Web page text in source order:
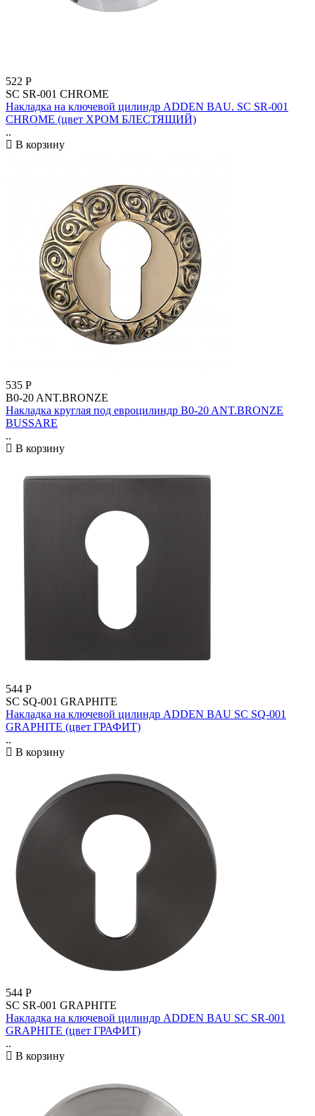
522 Р
SC SR-001 CHROME
Накладка на ключевой цилиндр ADDEN BAU. SC SR-001
CHROME (цвет ХРОМ БЛЕСТЯЩИЙ)
..
В корзину
535 Р
B0-20 ANT.BRONZE
Накладка круглая под евроцилиндр B0-20 ANT.BRONZE
BUSSARE
..
В корзину
544 Р
SC SQ-001 GRAPHITE
Накладка на ключевой цилиндр ADDEN BAU SC SQ-001
GRAPHITE (цвет ГРАФИТ)
..
В корзину
544 Р
SC SR-001 GRAPHITE
Накладка на ключевой цилиндр ADDEN BAU SC SR-001
GRAPHITE (цвет ГРАФИТ)
..
В корзину